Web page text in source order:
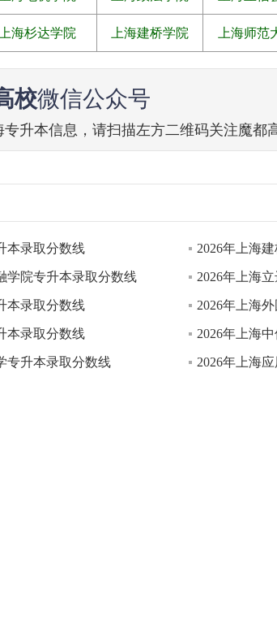
上海杉达学院 上海建桥学院 上海师范
校微信公众号
专升本信息，请扫描左方二维码关注魔都
本录取分数线 2026年上海
学院专升本录取分数线 2026年上海
本录取分数线 2026年上海
本录取分数线 2026年上海
专升本录取分数线 2026年上海